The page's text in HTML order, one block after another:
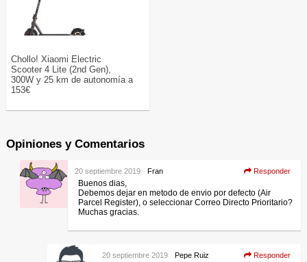
Chollo! Xiaomi Electric
Scooter 4 Lite (2nd Gen),
300W y 25 km de autonomía a
153€
Opiniones y Comentarios
Fran
20 septiembre 2019 Responder
Buenos dias,
Debemos dejar en metodo de envio por defecto (Air
Parcel Register), o seleccionar Correo Directo Prioritario?
Muchas gracias.
Pepe Ruiz
20 septiembre 2019 Responder